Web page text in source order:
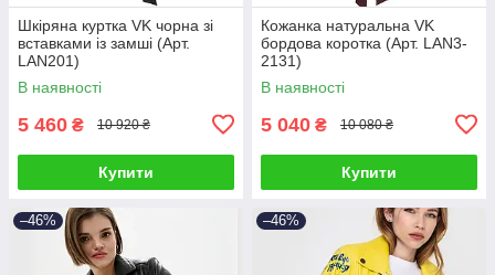
Шкіряна куртка VK чорна зі
вставками із замші (Арт.
LAN201)
В наявності
5 460 ₴ 10 920 ₴
Купити
Кожанка натуральна VK
бордова коротка (Арт. LAN3-
2131)
В наявності
5 040 ₴ 10 080 ₴
Купити
–46% –46%